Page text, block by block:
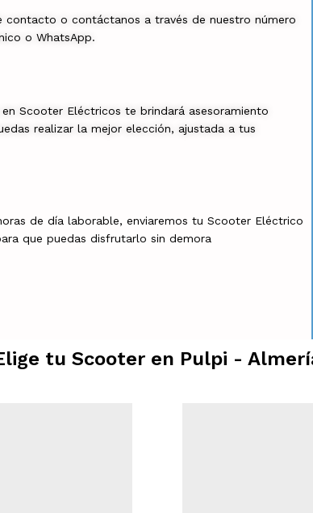
contacto o contáctanos a través de nuestro número
o WhatsApp.
Scooter Eléctricos te brindará asesoramiento
realizar la mejor elección, ajustada a tus
de día laborable, enviaremos tu Scooter Eléctrico
que puedas disfrutarlo sin demora
tu Scooter en Pulpi -